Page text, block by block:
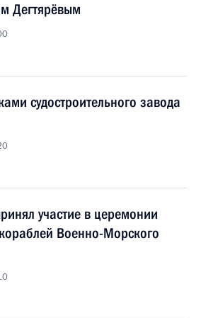
Дегтярёвым
судостроительного завода
участие в церемонии
Военно-Морского